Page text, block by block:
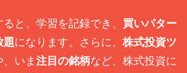
と、学習を記録でき、 買いパター
題になります。さらに、 株式投資ツ
いま 注目の銘柄など、株式投資に